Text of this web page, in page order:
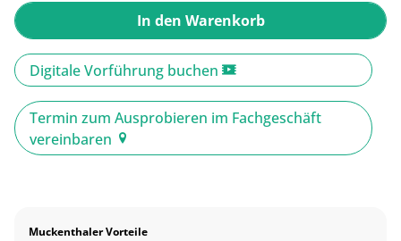
In den Warenkorb
Digitale Vorführung buchen
Termin zum Ausprobieren im Fachgeschäft
vereinbaren
Muckenthaler Vorteile